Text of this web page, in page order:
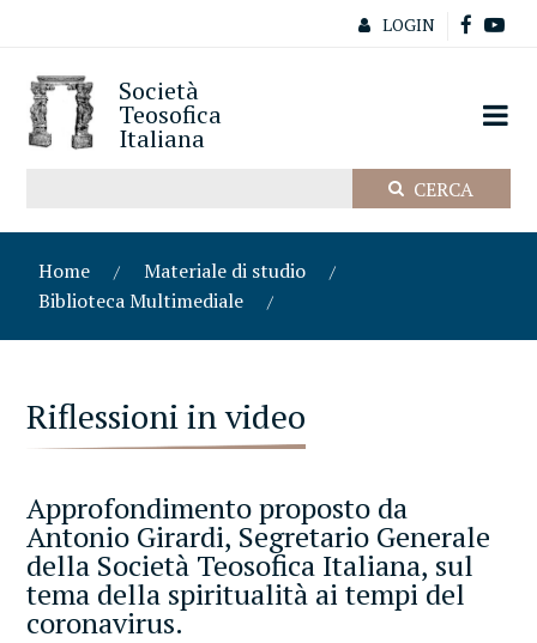
LOGIN
Società
Teosofica
Italiana
Home
Materiale di studio
Biblioteca Multimediale
Riflessioni in video
Approfondimento proposto da
Antonio Girardi, Segretario Generale
della Società Teosofica Italiana, sul
tema della spiritualità ai tempi del
coronavirus.